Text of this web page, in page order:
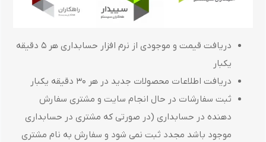
دریافت قیمت و موجودی از نرم افزار حسابداری هر 5 دقیقه
یکبار
دریافت اطلاعات محصولات جدید در هر 30 دقیقه یکبار
ثبت سفارشات در حال انجام سایت و مشتری سفارش
دهنده در حسابداری (در صورتی که مشتری در حسابداری
موجود باشد مجدد ثبت نمی شود و سفارش به نام مشتری